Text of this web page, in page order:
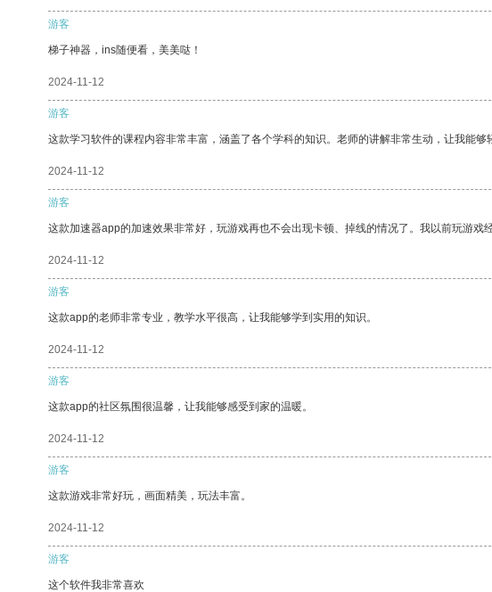
游客
梯子神器，ins随便看，美美哒！
2024-11-12
游客
这款学习软件的课程内容非常丰富，涵盖了各个学科的知识。老师的讲解非常生动，让我能够
2024-11-12
游客
这款加速器app的加速效果非常好，玩游戏再也不会出现卡顿、掉线的情况了。我以前玩游戏
2024-11-12
游客
这款app的老师非常专业，教学水平很高，让我能够学到实用的知识。
2024-11-12
游客
这款app的社区氛围很温馨，让我能够感受到家的温暖。
2024-11-12
游客
这款游戏非常好玩，画面精美，玩法丰富。
2024-11-12
游客
这个软件我非常喜欢